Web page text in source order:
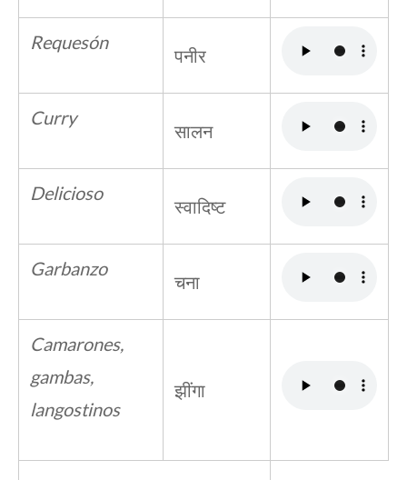
Requesón
पनीर
Curry
सालन
Delicioso
स्वादिष्ट
Garbanzo
चना
Camarones,
gambas,
langostinos
झींगा